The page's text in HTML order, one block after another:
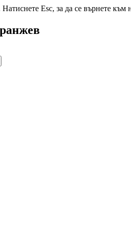
Esc, за да се върнете към